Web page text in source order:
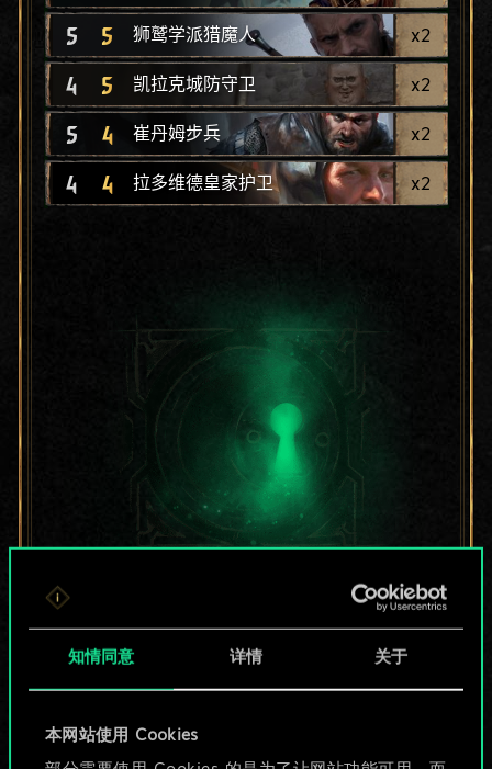
知情同意 详情 关于
本网站使用 Cookies
5 5 狮鹫学派猎魔人 x2
4 5 凯拉克城防守卫 x2
5 4 崔丹姆步兵 x2
4 4 拉多维德皇家护卫 x2
目前只是分享了一套
牌，但能做的不止这